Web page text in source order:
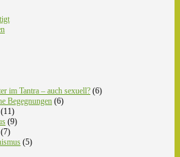
im Tantra – auch sexuell? (6)
Begegnungen (6)
(11)
(9)
(7)
(5)